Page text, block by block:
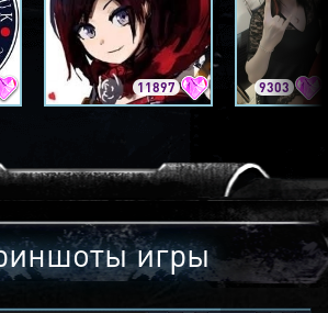
11897 9303
игры